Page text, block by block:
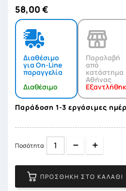
58,00 €
Διαθέσιμο
για On-Line
παραγγελία
Διαθέσιμο
Παραλαβή
από
κατάστημα
Αθήνας
Παράδοση 1-3 εργάσιμες
Ποσότητα Quantity
ΠΡΟΣΘΉΚΗ ΣΤΟ ΚΑΛΆΘΙ